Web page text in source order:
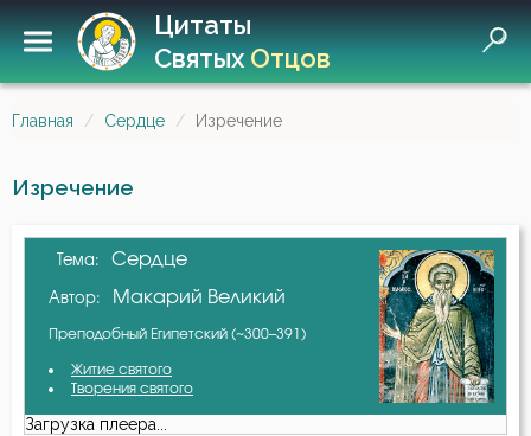
Цитаты
СвятыхОтцов
Главная Сердце Изречение
Изречение
Тема: Сердце
Автор: Макарий Великий
Преподобный Египетский (~300–391)
Житие святого
Творения святого
Загрузка плеера...